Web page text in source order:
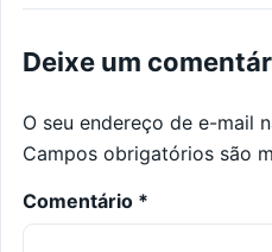
Deixe um
O seu endereço de e-mail
Campos obrigatórios são
Comentário *